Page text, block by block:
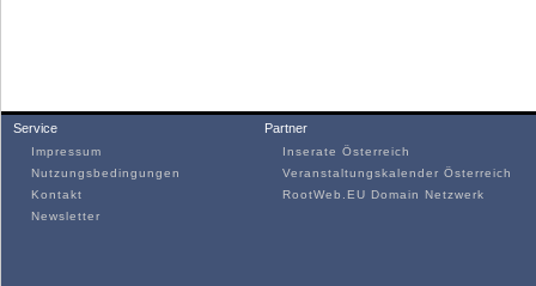
Service
Impressum
Nutzungsbedingungen
Kontakt
Newsletter
Partner
Inserate Österreich
Veranstaltungskalender Österreich
RootWeb.EU Domain Netzwerk